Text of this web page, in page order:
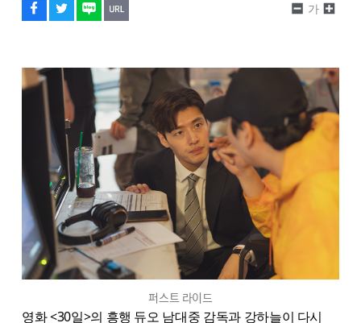
가
퍼스트 라이드
영화 <30일>의 흥행 듀오 남대중 감독과 강하늘이 다시